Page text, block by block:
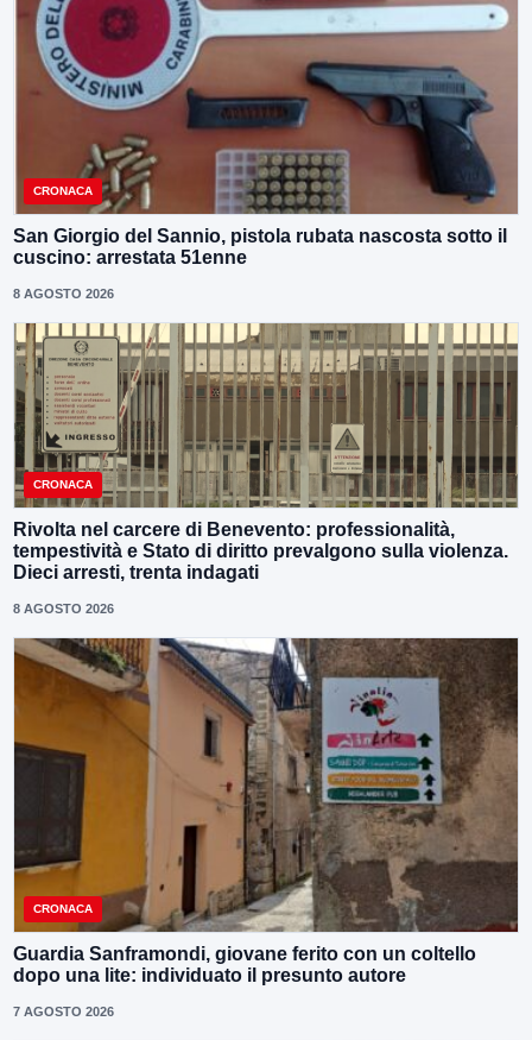
CRONACA
San Giorgio del Sannio, pistola rubata nascosta sotto il
cuscino: arrestata 51enne
8 AGOSTO 2026
CRONACA
Rivolta nel carcere di Benevento: professionalità,
tempestività e Stato di diritto prevalgono sulla violenza.
Dieci arresti, trenta indagati
8 AGOSTO 2026
CRONACA
Guardia Sanframondi, giovane ferito con un coltello
dopo una lite: individuato il presunto autore
7 AGOSTO 2026